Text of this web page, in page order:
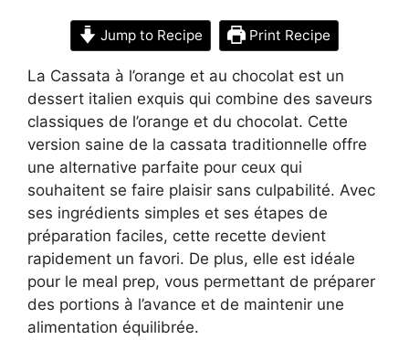
Jump to Recipe Print Recipe
La Cassata à l’orange et au chocolat est un
dessert italien exquis qui combine des saveurs
classiques de l’orange et du chocolat. Cette
version saine de la cassata traditionnelle offre
une alternative parfaite pour ceux qui
souhaitent se faire plaisir sans culpabilité. Avec
ses ingrédients simples et ses étapes de
préparation faciles, cette recette devient
rapidement un favori. De plus, elle est idéale
pour le meal prep, vous permettant de préparer
des portions à l’avance et de maintenir une
alimentation équilibrée.